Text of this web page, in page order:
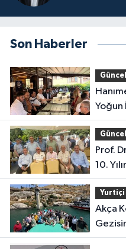
Son Haberler
Güncel
Yoğun
Güncel
Prof.
10.
Yurtiçi
Akça